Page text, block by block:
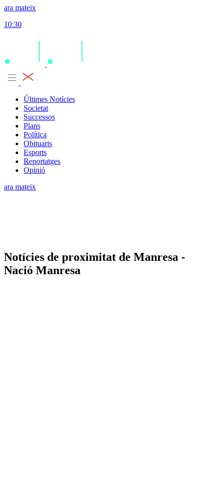
ara mateix
10:30
Últimes Notícies
Societat
Successos
Plans
Política
Obituaris
Esports
Reportatges
Opinió
ara mateix
Notícies de proximitat de Manresa -
Nació Manresa